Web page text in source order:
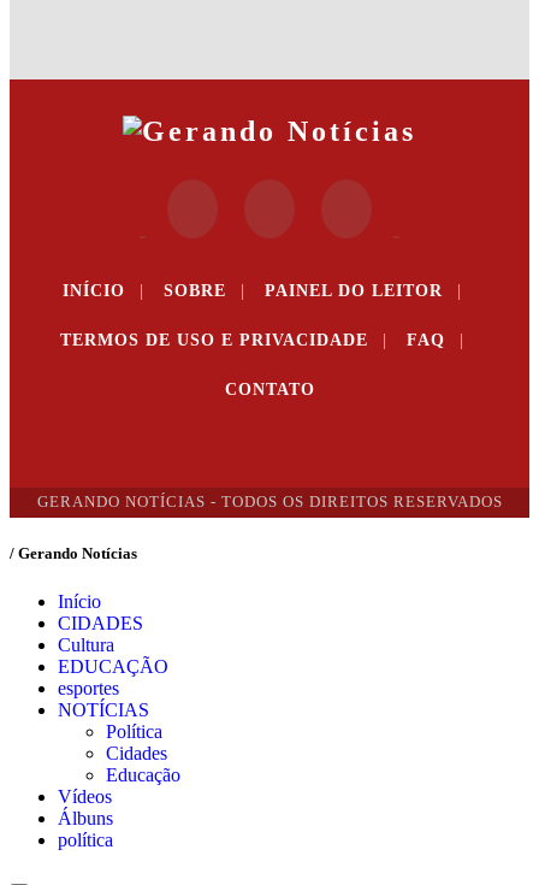
INÍCIO SOBRE PAINEL DO LEITOR
TERMOS DE USO E PRIVACIDADE FAQ
CONTATO
GERANDO NOTÍCIAS - TODOS OS DIREITOS RESERVADOS
/ Gerando Notícias
Início
CIDADES
Cultura
EDUCAÇÃO
esportes
NOTÍCIAS
Política
Cidades
Educação
Vídeos
Álbuns
política